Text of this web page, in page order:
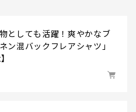
としても活躍！爽やかなブ
ン混バックフレアシャツ」